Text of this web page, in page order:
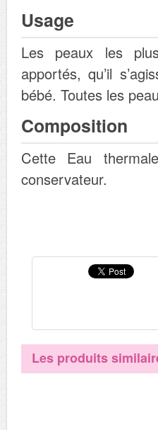
Usage
Les peaux les
apportés, qu’il
bébé. Toutes les
Composition
Cette Eau
conservateur.
Les produits